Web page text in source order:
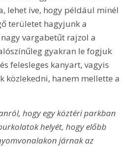
lehet íve, hogy például minél
területet hagyjunk a
vargabetűt rajzol a
gyakran le fogjuk
felesleges kanyart, vagyis
közlekedni, hanem mellette a
hogy egy köztéri parkban
helyét, hogy előbb
járnak az